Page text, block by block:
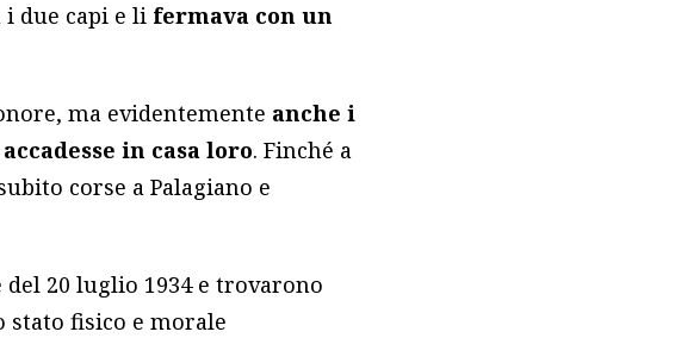
i due capi e li fermava con un
ma evidentemente anche i
in casa loro. Finché a
corse a Palagiano e
20 luglio 1934 e trovarono
stato fisico e morale